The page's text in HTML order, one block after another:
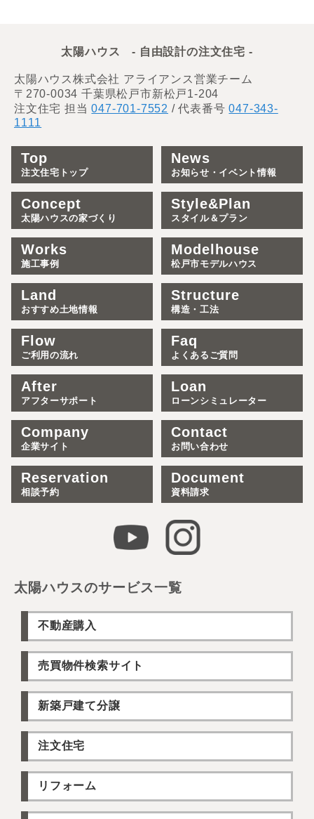
太陽ハウス - 自由設計の注文住宅 -
太陽ハウス株式会社 アライアンス営業チーム
〒270-0034 千葉県松戸市新松戸1-204
注文住宅 担当047-701-7552 / 代表番号047-343-
1111
Top
注文住宅トップ
News
お知らせ・イベント情報
Concept
太陽ハウスの家づくり
Style&Plan
スタイル＆プラン
Works
施工事例
Modelhouse
松戸市モデルハウス
Land
おすすめ土地情報
Structure
構造・工法
Flow
ご利用の流れ
Faq
よくあるご質問
After
アフターサポート
Loan
ローンシミュレーター
Company
企業サイト
Contact
お問い合わせ
Reservation
相談予約
Document
資料請求
太陽ハウスのサービス一覧
不動産購入
売買物件検索サイト
新築戸建て分譲
注文住宅
リフォーム